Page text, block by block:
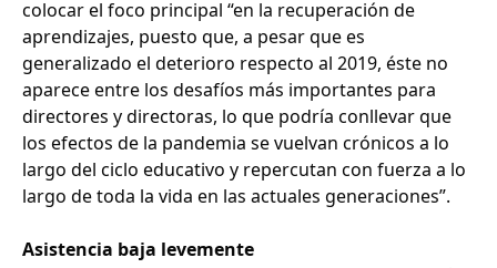
colocar el foco principal “en la recuperación de
aprendizajes, puesto que, a pesar que es
generalizado el deterioro respecto al 2019, éste no
aparece entre los desafíos más importantes para
directores y directoras, lo que podría conllevar que
los efectos de la pandemia se vuelvan crónicos a lo
largo del ciclo educativo y repercutan con fuerza a lo
largo de toda la vida en las actuales generaciones”.
Asistencia baja levemente